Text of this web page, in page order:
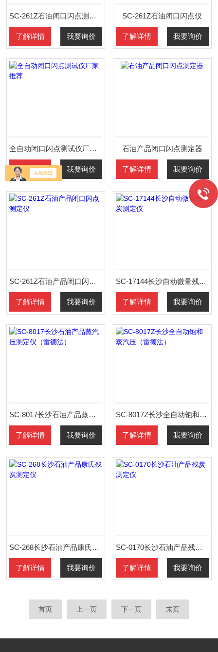
SC-261Z石油闭口闪点测试仪
了解详情 我要询价
SC-261Z石油闭口闪点仪
了解详情 我要询价
全自动闭口闪点测试仪厂家推荐
了解详情 我要询价
石油产品闭口闪点测定器
了解详情 我要询价
SC-261Z石油产品闭口闪点测定仪
了解详情 我要询价
SC-17144长沙自动微量残炭测定仪
了解详情 我要询价
SC-8017长沙石油产品蒸汽压测定仪（雷德法）
了解详情 我要询价
SC-8017Z长沙全自动饱和蒸汽压（雷德法）
了解详情 我要询价
SC-268长沙石油产品康氏残炭测定仪
了解详情 我要询价
SC-0170长沙石油产品残炭测定仪
了解详情 我要询价
首页 上一页 下一页 末页